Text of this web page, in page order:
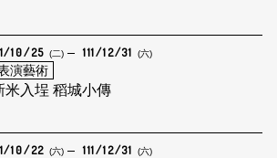
10/25 (二) 111/12/31 (六)
演藝術
米入埕 稻城小傳
10/22 (六) 111/12/31 (六)